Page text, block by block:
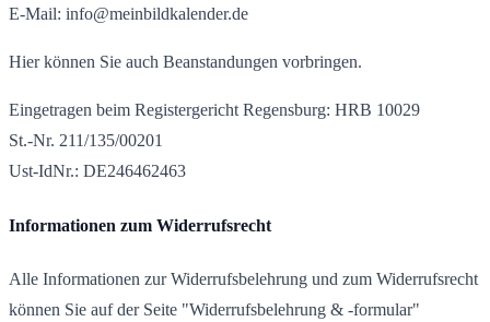
E-Mail: info@meinbildkalender.de
Hier können Sie auch Beanstandungen vorbringen.
Eingetragen beim Registergericht Regensburg: HRB 10029
St.-Nr. 211/135/00201
Ust-IdNr.: DE246462463
Informationen zum Widerrufsrecht
Alle Informationen zur Widerrufsbelehrung und zum Widerrufsrecht
können Sie auf der Seite "Widerrufsbelehrung & -formular"